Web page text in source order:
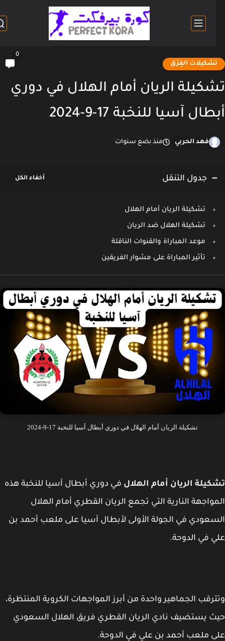
الفِرَق
الريان أمام الهلال في دوري
آسيا للنخبة 17-9-2024
فهد الحربي منذ بضع سنوات
جدول التنقل
تشكيلة الريان أمام الهلال
تشكيلة الهلال ضد الريان
موعد المباراة والقنوات الناقلة
تأثير المباراة على مشوار الفريقين
تشكيلة الريان أمام الهلال في دوري أبطال آسيا للنخبة 17-9-2024
الريان أمام الهلالفي دوري أبطال آسيا للنخبة هذه
النارية التي تجمع الريان القطري أمام الهلال
في الجولة الأولى لأبطال آسيا على ملعب أحمد بن
في الدوحة.
الجماهير واحدة من أبرز المواجهات الكروية المنتظرة،
يستضيف نادي الريان القطري فريق الهلال السعودي
ملعب أحمد بن علي في الدوحة.